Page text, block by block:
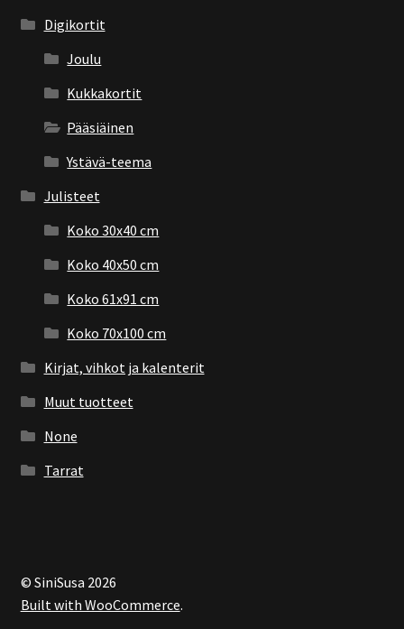
Digikortit
Joulu
Kukkakortit
Pääsiäinen
Ystävä-teema
Julisteet
Koko 30x40 cm
Koko 40x50 cm
Koko 61x91 cm
Koko 70x100 cm
Kirjat, vihkot ja kalenterit
Muut tuotteet
None
Tarrat
© SiniSusa 2026
Built with WooCommerce.